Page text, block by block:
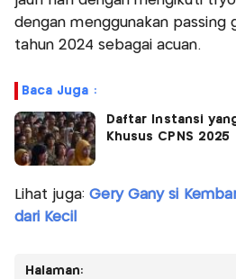
dengan menggunakan passing
tahun 2024 sebagai acuan.
Baca Juga :
Daftar Instansi
Khusus CPNS 2025
Lihat juga: Gery Gany si
dari Kecil
Halaman: